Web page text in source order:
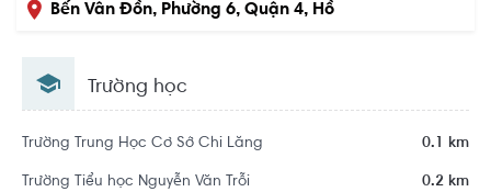
Bến Vân Đồn, Phường 6, Quận 4, Hồ
Trường học
Trường Trung Học Cơ Sở Chi Lăng 0.1 km
Trường Tiểu học Nguyễn Văn Trỗi 0.2 km